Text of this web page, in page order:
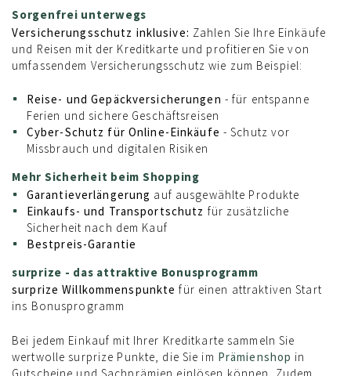
Sorgenfrei unterwegs
Versicherungsschutz inklusive: Zahlen Sie Ihre Einkäufe
und Reisen mit der Kreditkarte und profitieren Sie von
umfassendem Versicherungsschutz wie zum Beispiel:
Reise- und Gepäckversicherungen - für entspanne
Ferien und sichere Geschäftsreisen
Cyber-Schutz für Online-Einkäufe - Schutz vor
Missbrauch und digitalen Risiken
Mehr Sicherheit beim Shopping
Garantieverlängerung auf ausgewählte Produkte
Einkaufs- und Transportschutz für zusätzliche
Sicherheit nach dem Kauf
Bestpreis-Garantie
surprize - das attraktive Bonusprogramm
surprize Willkommenspunkte für einen attraktiven Start
ins Bonusprogramm
Bei jedem Einkauf mit Ihrer Kreditkarte sammeln Sie
wertwolle surprize Punkte, die Sie im Prämienshop in